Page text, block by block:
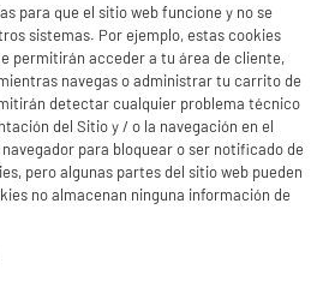
con bateria PHILIPS HC5612/15
: Máquina de cortar el pelo
y tras tu consentimiento, ELECTRO DEPOT
procesan tus datos personales para:
a tus preferencias
personalizadas
en las redes sociales
web Consulta la política de cookies.
.
aún mejor. Si no acepta, se utilizarán cookies
para que el sitio web funcione y no se
sistemas. Por ejemplo, estas cookies
permitirán acceder a tu área de cliente,
navegas o administrar tu carrito de
detectar cualquier problema técnico
del Sitio y / o la navegación en el
para bloquear o ser notificado de
pero algunas partes del sitio web pueden
no almacenan ninguna información de